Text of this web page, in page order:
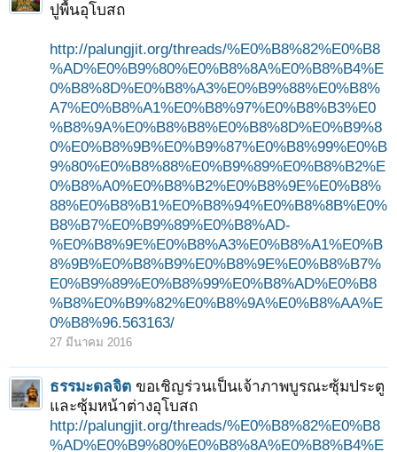
ปูพื้นอุโบสถ
http://palungjit.org/threads/%E0%B8%82%E0%B8
%AD%E0%B9%80%E0%B8%8A%E0%B8%B4%E
0%B8%8D%E0%B8%A3%E0%B9%88%E0%B8%
A7%E0%B8%A1%E0%B8%97%E0%B8%B3%E0
%B8%9A%E0%B8%B8%E0%B8%8D%E0%B9%8
0%E0%B8%9B%E0%B9%87%E0%B8%99%E0%B
9%80%E0%B8%88%E0%B9%89%E0%B8%B2%E
0%B8%A0%E0%B8%B2%E0%B8%9E%E0%B8%
88%E0%B8%B1%E0%B8%94%E0%B8%8B%E0%
B8%B7%E0%B9%89%E0%B8%AD-
%E0%B8%9E%E0%B8%A3%E0%B8%A1%E0%B
8%9B%E0%B8%B9%E0%B8%9E%E0%B8%B7%
E0%B9%89%E0%B8%99%E0%B8%AD%E0%B8
%B8%E0%B9%82%E0%B8%9A%E0%B8%AA%E
0%B8%96.563163/
27 มีนาคม 2016
ธรรมะดลจิต ขอเชิญร่วนเป็นเจ้าภาพบูรณะซุ้มประตู
และซุ้มหน้าต่างอุโบสถ
http://palungjit.org/threads/%E0%B8%82%E0%B8
%AD%E0%B9%80%E0%B8%8A%E0%B8%B4%E